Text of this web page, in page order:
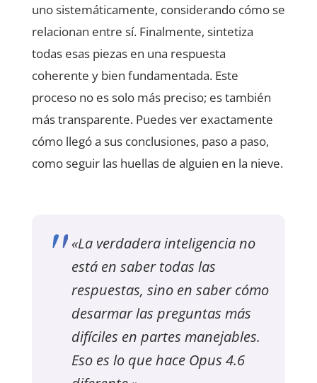
uno sistemáticamente, considerando cómo se
relacionan entre sí. Finalmente, sintetiza
todas esas piezas en una respuesta
coherente y bien fundamentada. Este
proceso no es solo más preciso; es también
más transparente. Puedes ver exactamente
cómo llegó a sus conclusiones, paso a paso,
como seguir las huellas de alguien en la nieve.
«La verdadera inteligencia no
está en saber todas las
respuestas, sino en saber cómo
desarmar las preguntas más
difíciles en partes manejables.
Eso es lo que hace Opus 4.6